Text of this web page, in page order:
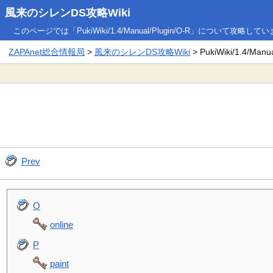
風来のシレンDS攻略Wiki
このページでは「PukiWiki/1.4/Manual/Plugin/O-R」について攻略してい
ZAPAnet総合情報局 > 風来のシレンDS攻略Wiki > PukiWiki/1.4/
Prev
O
online
P
paint